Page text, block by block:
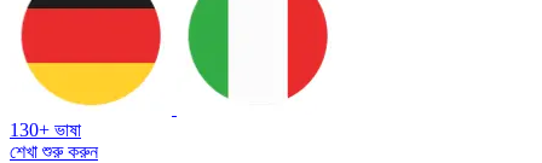
130+ ভাষা
শেখা শুরু করুন